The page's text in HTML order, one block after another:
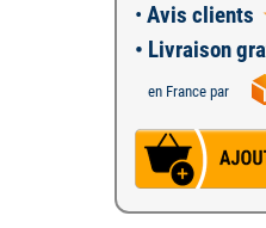
• Avis clients
• Livraison
en France par